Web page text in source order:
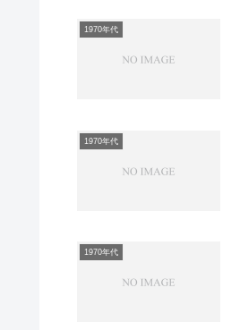
1970年代
1970年代
1970年代